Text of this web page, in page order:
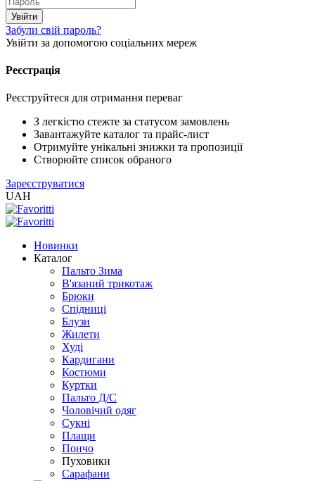
Забули свій пароль?
Увійти за допомогою соціальних мереж
Реєстрація
Реєструйтеся для отримання переваг
З легкістю стежте за статусом замовлень
Завантажуйте каталог та прайс-лист
Отримуйте унікальні знижки та пропозиції
Створюйте список обраного
Зареєструватися
UAH
Новинки
Каталог
Пальто Зима
В'язаний трикотаж
Брюки
Спідниці
Блузи
Жилети
Худі
Кардигани
Костюми
Куртки
Пальто Д/С
Чоловічий одяг
Сукні
Плащи
Пончо
Пуховики
Сарафани
Скачать
CSV
(Опт)
XLS
EXCEL
(Розн.)
XLS
EXCEL
2005
(Опт)
XLSX